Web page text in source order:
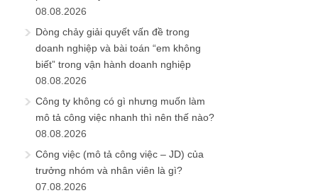
08.08.2026
Dòng chảy giải quyết vấn đề trong
doanh nghiệp và bài toán “em không
biết” trong vận hành doanh nghiệp
08.08.2026
Công ty không có gì nhưng muốn làm
mô tả công việc nhanh thì nên thế nào?
08.08.2026
Công việc (mô tả công việc – JD) của
trưởng nhóm và nhân viên là gì?
07.08.2026